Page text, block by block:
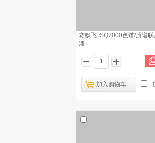
赛默飞 ISQ7000色谱/质谱联
液
加入购物车